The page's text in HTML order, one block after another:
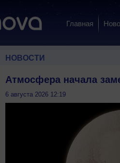
Главная
НОВОСТИ
Атмосфера начала
6 августа 2026 12:19